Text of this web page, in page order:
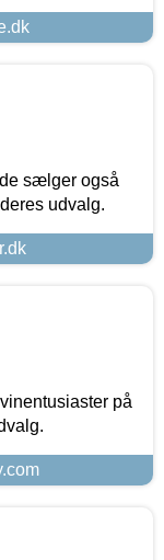
sælger også
udvalg.
på